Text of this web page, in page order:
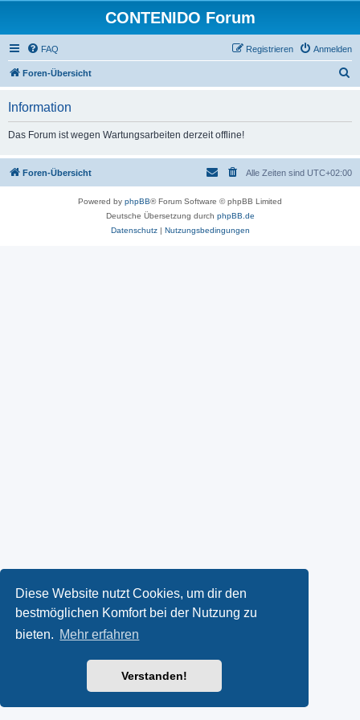
Diese Website nutzt Cookies, um dir den
bestmöglichen Komfort bei der Nutzung zu
bieten. Mehr erfahren
Verstanden!
CONTENIDO Forum
FAQ Anmelden
Registrieren
Foren-Übersicht
Information
Das Forum ist wegen Wartungsarbeiten derzeit offline!
Foren-Übersicht Alle Zeiten sind UTC+02:00
Powered by phpBB® Forum Software © phpBB Limited
Deutsche Übersetzung durch phpBB.de
Datenschutz| Nutzungsbedingungen